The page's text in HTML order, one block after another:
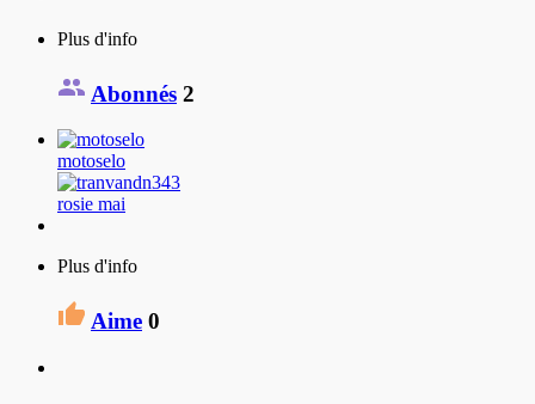
Plus d'info
Abonnés 2
motoselo
rosie mai
Plus d'info
Aime 0